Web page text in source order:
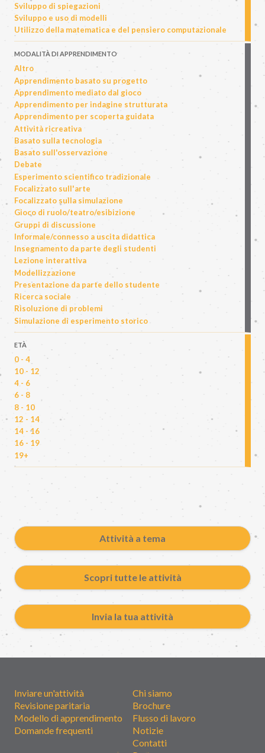
Sviluppo di spiegazioni
Sviluppo e uso di modelli
Utilizzo della matematica e del pensiero computazionale
MODALITÀ DI APPRENDIMENTO
Altro
Apprendimento basato su progetto
Apprendimento mediato dal gioco
Apprendimento per indagine strutturata
Apprendimento per scoperta guidata
Attività ricreativa
Basato sulla tecnologia
Basato sull'osservazione
Debate
Esperimento scientifico tradizionale
Focalizzato sull'arte
Focalizzato sulla simulazione
Gioco di ruolo/teatro/esibizione
Gruppi di discussione
Informale/connesso a uscita didattica
Insegnamento da parte degli studenti
Lezione interattiva
Modellizzazione
Presentazione da parte dello studente
Ricerca sociale
Risoluzione di problemi
Simulazione di esperimento storico
ETÀ
0 - 4
10 - 12
4 - 6
6 - 8
8 - 10
12 - 14
14 - 16
16 - 19
19+
Attività a tema
Scopri tutte le attività
Invia la tua attività
Inviare un'attività
Revisione paritaria
Modello di apprendimento
Domande frequenti
Chi siamo
Brochure
Flusso di lavoro
Notizie
Contatti